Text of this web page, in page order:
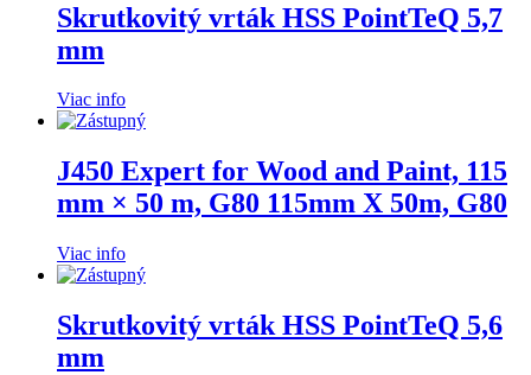
Skrutkovitý vrták HSS PointTeQ 5,7
mm
Viac info
J450 Expert for Wood and Paint, 115
mm × 50 m, G80 115mm X 50m, G80
Viac info
Skrutkovitý vrták HSS PointTeQ 5,6
mm